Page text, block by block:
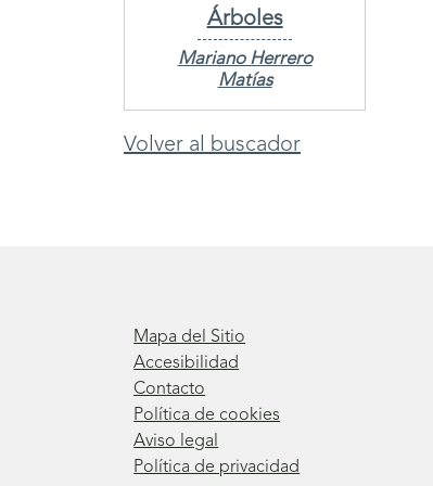
Árboles
Mariano Herrero
Matías
Volver al buscador
Mapa del Sitio
Accesibilidad
Contacto
Política de cookies
Aviso legal
Política de privacidad